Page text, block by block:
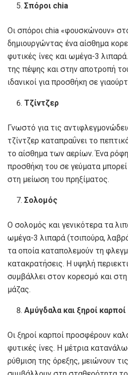
Σπόροι chia
Οι σπόροι chia «φουσκώνουν»
δημιουργώντας ένα αίσθημα
φυτικές ίνες και ωμέγα-3
της πέψης και στην αποτροπή
ιδανικοί για προσθήκη σε
Τζίντζερ
Γνωστό για τις
τζίντζερ καταπραΰνει το
το αίσθημα των αερίων. Ένα
προσθήκη του σε γεύματα
στη μείωση του πρηξίματος.
Σολομός
Ο σολομός και γενικότερα τα
ωμέγα-3 λιπαρά (τσιπούρα,
τα οποία καταπολεμούν τη
κατακρατήσεις. Η υψηλή
συμβάλλει στον κορεσμό και
μάζας.
Αμύγδαλα και ξηροί καρποί
Οι ξηροί καρποί προσφέρουν
φυτικές ίνες. Η μέτρια
ρύθμιση της όρεξης, μειώνουν